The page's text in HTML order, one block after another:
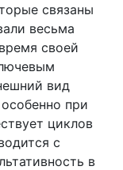
связаны
весьма
своей
вид
при
циклов
с
в